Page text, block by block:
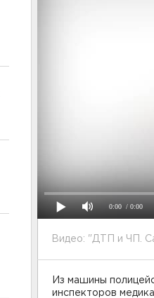
0:00 / 0:00
Видео: "ДТП и ЧП.
Из машины
инспекторов